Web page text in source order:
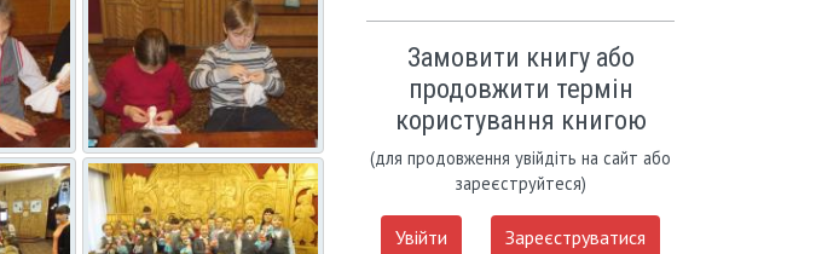
Замовити книгу або
продовжити термін
користування книгою
(для продовження увійдіть на сайт або
зареєструйтеся)
Увійти Зареєструватися